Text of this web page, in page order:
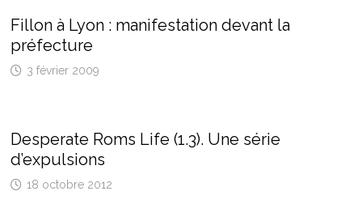
Fillon à Lyon : manifestation devant la
préfecture
3 février 2009
Desperate Roms Life (1.3). Une série
d’expulsions
18 octobre 2012